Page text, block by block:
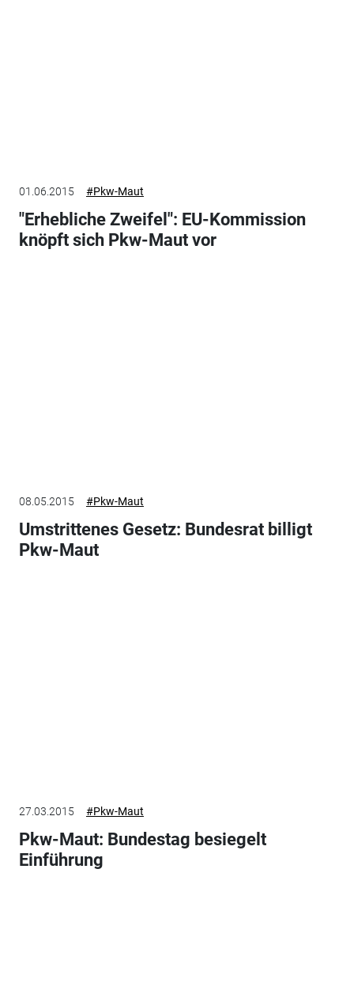
01.06.2015 #Pkw-Maut
"Erhebliche Zweifel": EU-Kommission
knöpft sich Pkw-Maut vor
08.05.2015 #Pkw-Maut
Umstrittenes Gesetz: Bundesrat billigt
Pkw-Maut
27.03.2015 #Pkw-Maut
Pkw-Maut: Bundestag besiegelt
Einführung